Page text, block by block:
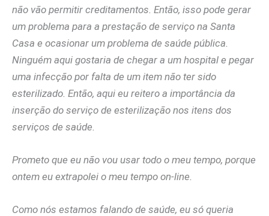
não vão permitir creditamentos. Então, isso pode gerar
um problema para a prestação de serviço na Santa
Casa e ocasionar um problema de saúde pública.
Ninguém aqui gostaria de chegar a um hospital e pegar
uma infecção por falta de um item não ter sido
esterilizado. Então, aqui eu reitero a importância da
inserção do serviço de esterilização nos itens dos
serviços de saúde.
Prometo que eu não vou usar todo o meu tempo, porque
ontem eu extrapolei o meu tempo on-line.
Como nós estamos falando de saúde, eu só queria